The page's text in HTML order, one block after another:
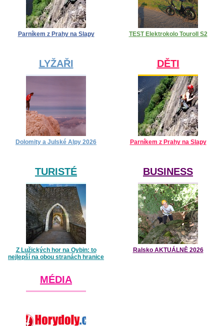
Parníkem z Prahy na Slapy TEST Elektrokolo Touroll S2
LYŽAŘI
Dolomity a Julské Alpy 2026
DĚTI
Parníkem z Prahy na Slapy
TURISTÉ
Z Lužických hor na Oybin: to
nejlepší na obou stranách hranice
BUSINESS
Ralsko AKTUÁLNĚ 2026
MÉDIA